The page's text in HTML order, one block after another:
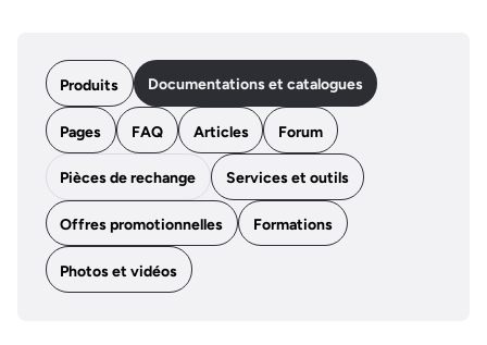
Produits Documentations et catalogues
Pages FAQ Articles Forum
Pièces de rechange Services et outils
Offres promotionnelles Formations
Photos et vidéos